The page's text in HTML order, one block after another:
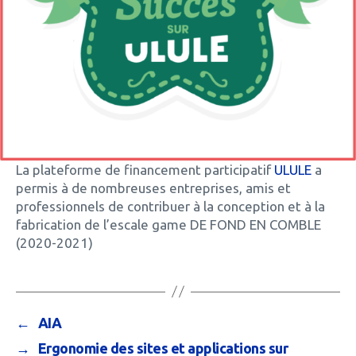
La plateforme de financement participatif ULULE a
permis à de nombreuses entreprises, amis et
professionnels de contribuer à la conception et à la
fabrication de l’escale game DE FOND EN COMBLE
(2020-2021)
←
AIA
→
Ergonomie des sites et applications sur